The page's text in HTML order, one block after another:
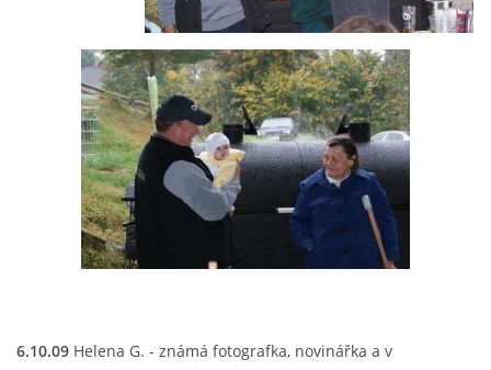
6.10.09 Helena G. - známá fotografka, novinářka a v